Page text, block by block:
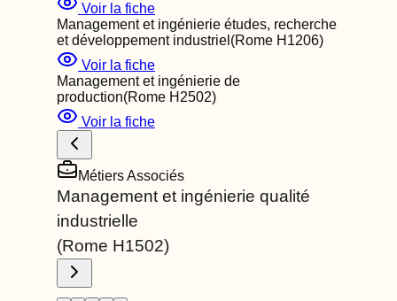
Voir la fiche
Management et ingénierie études, recherche
et développement industriel (Rome H1206)
Voir la fiche
Management et ingénierie de
production(Rome H2502)
Voir la fiche
Métiers Associés
Management et ingénierie qualité
industrielle
(Rome H1502)